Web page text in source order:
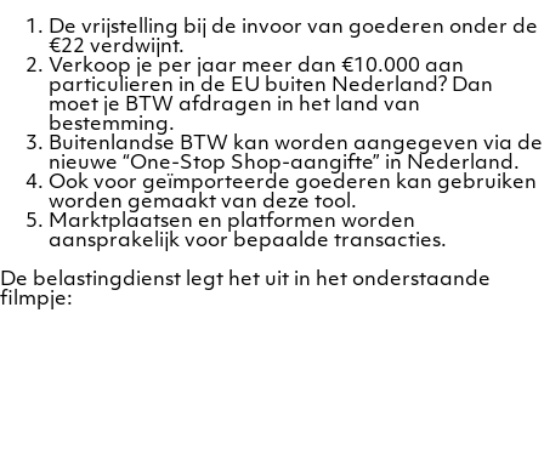
De vrijstelling bij de invoor van goederen onder de
€22 verdwijnt.
Verkoop je per jaar meer dan €10.000 aan
particulieren in de EU buiten Nederland? Dan
moet je BTW afdragen in het land van
bestemming.
Buitenlandse BTW kan worden aangegeven via de
nieuwe “One-Stop Shop-aangifte” in Nederland.
Ook voor geïmporteerde goederen kan gebruiken
worden gemaakt van deze tool.
Marktplaatsen en platformen worden
aansprakelijk voor bepaalde transacties.
De belastingdienst legt het uit in het onderstaande
filmpje: